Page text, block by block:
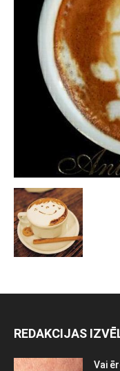
REDAKCIJAS
Vai